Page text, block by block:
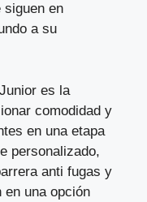
siguen en
a su
es la
comodidad y
en una etapa
personalizado,
anti fugas y
una opción